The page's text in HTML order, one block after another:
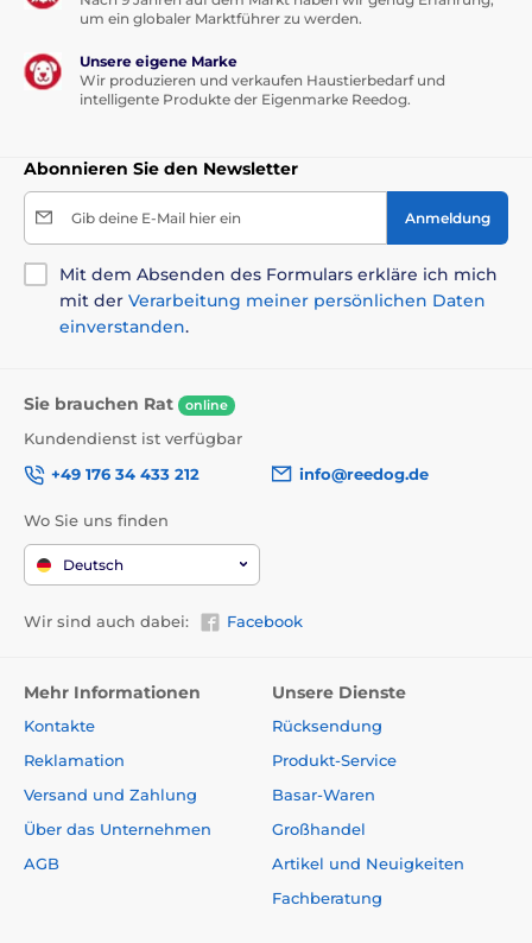
um ein globaler Marktführer zu werden.
Unsere eigene Marke
Wir produzieren und verkaufen Haustierbedarf und
intelligente Produkte der Eigenmarke Reedog.
Abonnieren Sie den Newsletter
Gib deine E-Mail hier ein Anmeldung
Mit dem Absenden des Formulars erkläre ich mich
mit der Verarbeitung meiner persönlichen Daten
einverstanden.
Sie brauchen Rat online
Kundendienst ist verfügbar
+49 176 34 433 212
info@reedog.de
Wo Sie uns finden
Deutsch
Wir sind auch dabei: Facebook
Mehr Informationen
Kontakte
Reklamation
Versand und Zahlung
Über das Unternehmen
AGB
Unsere Dienste
Rücksendung
Produkt-Service
Basar-Waren
Großhandel
Artikel und Neuigkeiten
Fachberatung